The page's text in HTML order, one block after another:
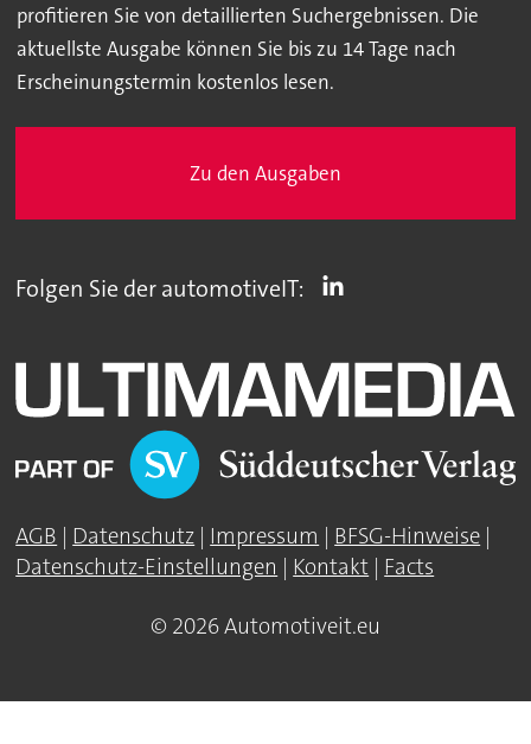
profitieren Sie von detaillierten Suchergebnissen. Die
aktuellste Ausgabe können Sie bis zu 14 Tage nach
Erscheinungstermin kostenlos lesen.
Zu den Ausgaben
Folgen Sie der automotiveIT:
AGB | Datenschutz | Impressum | BFSG-Hinweise |
Datenschutz-Einstellungen | Kontakt | Facts
© 2026 Automotiveit.eu